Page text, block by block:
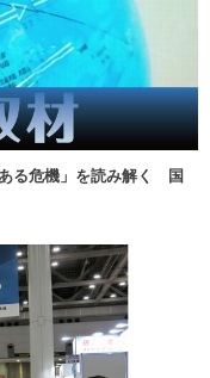
ある危機」を読み解く 国